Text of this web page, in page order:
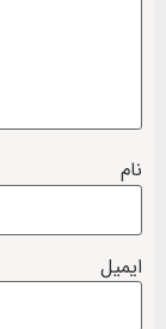
نام
ایمیل